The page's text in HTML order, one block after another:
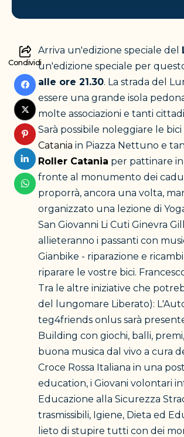
Condividi
Arriva un'edizione speciale del
un'edizione speciale per
alle ore 21.30. La strada del
essere una grande isola
molte associazioni e tanti
Sarà possibile noleggiare le
Catania in Piazza Nettuno e
Roller Catania per pattinare
fronte al monumento dei
proporrà, ancora una volta,
organizzato una lezione di
San Giovanni Li Cuti Ginevra
allieteranno i passanti con
Gianbike - riparazione e
riparare le vostre bici.
Tra le altre iniziative che
del lungomare Liberato):
teg4friends onlus sarà
Building con giochi, balli,
buona musica dal vivo a cura
Croce Rossa Italiana in una
education, i Giovani volontari
Educazione alla Sicurezza
trasmissibili, Igiene, Dieta ed
lieto di stupire tutti con dei